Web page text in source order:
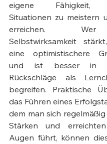
eigene Fähigkeit,
Situationen zu meistern
erreichen.
Selbstwirksamkeit
eine optimistischere
und ist besser in
Rückschläge als
begreifen. Praktische
das Führen eines
dem man sich
Stärken und
Augen führt, können